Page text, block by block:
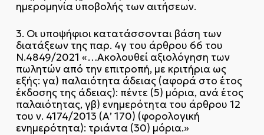
ημερομηνία υποβολής των αιτήσεων.
3. Οι υποψήφιοι κατατάσσονται βάση των
διατάξεων της παρ. 4γ του άρθρου 66 του
Ν.4849/2021 «…Ακολουθεί αξιολόγηση των
πωλητών από την επιτροπή, με κριτήρια ως
εξής: γα) παλαιότητα άδειας (αφορά στο έτος
έκδοσης της άδειας): πέντε (5) μόρια, ανά έτος
παλαιότητας, γβ) ενημερότητα του άρθρου 12
του ν. 4174/2013 (Α’ 170) (φορολογική
ενημερότητα): τριάντα (30) μόρια.»